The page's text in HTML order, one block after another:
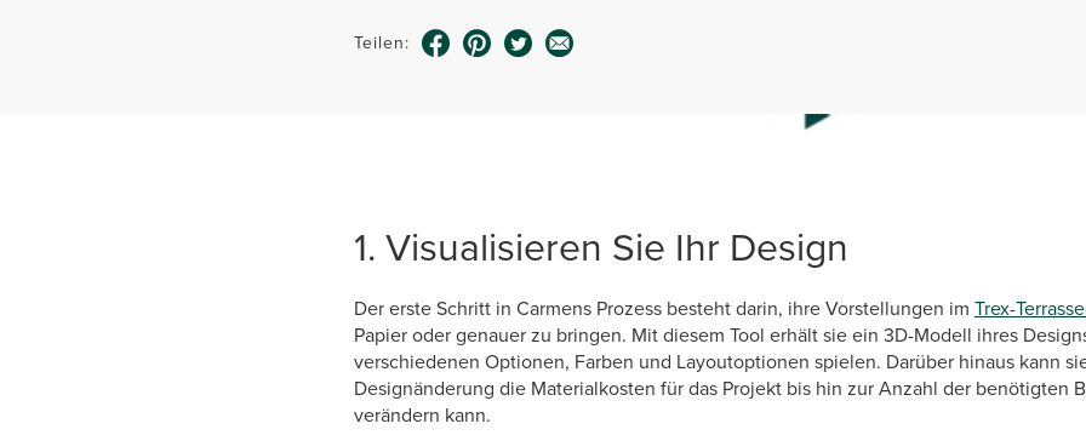
Teilen:
1. Visualisieren Sie Ihr Design
Der erste Schritt in Carmens Prozess besteht darin, ihre Vorstellungen im Trex-
Papier oder genauer zu bringen. Mit diesem Tool erhält sie ein 3D-Modell ihres
verschiedenen Optionen, Farben und Layoutoptionen spielen. Darüber hinaus kann
Designänderung die Materialkosten für das Projekt bis hin zur Anzahl der benötigten
verändern kann.